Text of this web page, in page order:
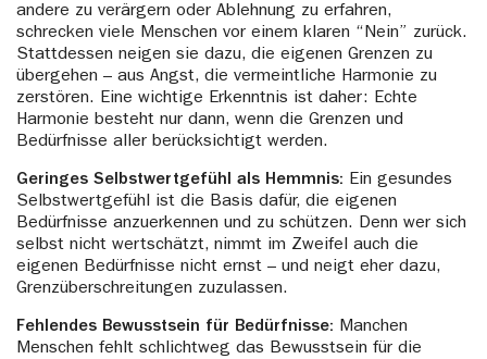
andere zu verärgern oder Ablehnung zu erfahren,
schrecken viele Menschen vor einem klaren “Nein” zurück.
Stattdessen neigen sie dazu, die eigenen Grenzen zu
übergehen – aus Angst, die vermeintliche Harmonie zu
zerstören. Eine wichtige Erkenntnis ist daher: Echte
Harmonie besteht nur dann, wenn die Grenzen und
Bedürfnisse aller berücksichtigt werden.
Geringes Selbstwertgefühl als Hemmnis: Ein gesundes
Selbstwertgefühl ist die Basis dafür, die eigenen
Bedürfnisse anzuerkennen und zu schützen. Denn wer sich
selbst nicht wertschätzt, nimmt im Zweifel auch die
eigenen Bedürfnisse nicht ernst – und neigt eher dazu,
Grenzüberschreitungen zuzulassen.
Fehlendes Bewusstsein für Bedürfnisse: Manchen
Menschen fehlt schlichtweg das Bewusstsein für die